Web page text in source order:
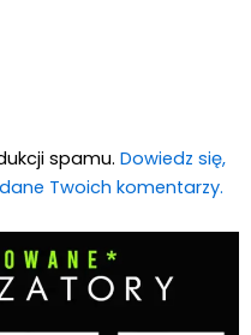
spamu. Dowiedz się,
Twoich komentarzy.